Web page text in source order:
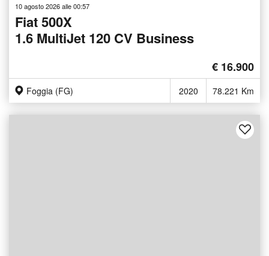
10 agosto 2026 alle 00:57
Fiat 500X
1.6 MultiJet 120 CV Business
€ 16.900
Foggia (FG) 2020 78.221 Km